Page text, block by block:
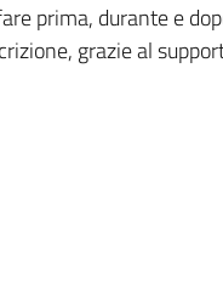
prima, durante e
grazie al